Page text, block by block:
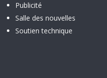
Publicité
Salle des nouvelles
Soutien technique